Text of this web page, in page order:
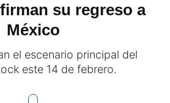
su regreso a
México
el escenario principal del
este 14 de febrero.